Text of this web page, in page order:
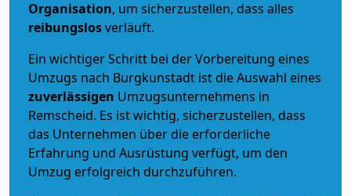
Organisation, um sicherzustellen, dass alles
reibungslosverläuft.
Ein wichtiger Schritt bei der Vorbereitung eines
Umzugs nach Burgkunstadt ist die Auswahl eines
zuverlässigen Umzugsunternehmens in
Remscheid. Es ist wichtig, sicherzustellen, dass
das Unternehmen über die erforderliche
Erfahrung und Ausrüstung verfügt, um den
Umzug erfolgreich durchzuführen.